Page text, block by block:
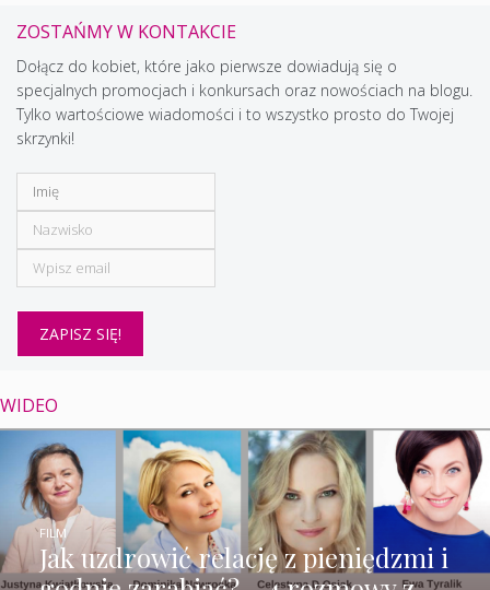
ZOSTAŃMY W KONTAKCIE
Dołącz do kobiet, które jako pierwsze dowiadują się o
specjalnych promocjach i konkursach oraz nowościach na blogu.
Tylko wartościowe wiadomości i to wszystko prosto do Twojej
skrzynki!
WIDEO
Jak uzdrowić relację z pieniędzmi i
FILM